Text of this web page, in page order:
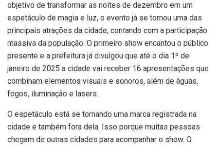
objetivo de transformar as noites de dezembro em um
espetáculo de magia e luz, o evento já se tornou uma das
principais atrações da cidade, contando com a participação
massiva da população. O primeiro show encantou o público
presente e a prefeitura já divulgou que até o dia 1º de
janeiro de 2025 a cidade vai receber 16 apresentações que
combinam elementos visuais e sonoros, além de águas,
fogos, iluminação e lasers.
O espetáculo está se tornando uma marca registrada na
cidade e também fora dela. Isso porque muitas pessoas
chegam de outras cidades para acompanhar o show. O